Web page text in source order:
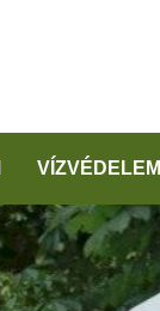
VÍZVÉDELEM